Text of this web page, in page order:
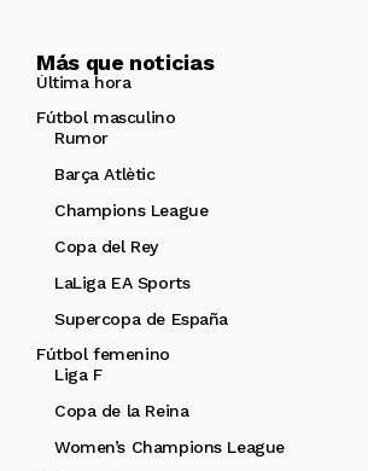
Más que noticias
Última hora
Fútbol masculino
Rumor
Barça Atlètic
Champions League
Copa del Rey
LaLiga EA Sports
Supercopa de España
Fútbol femenino
Liga F
Copa de la Reina
Women’s Champions League